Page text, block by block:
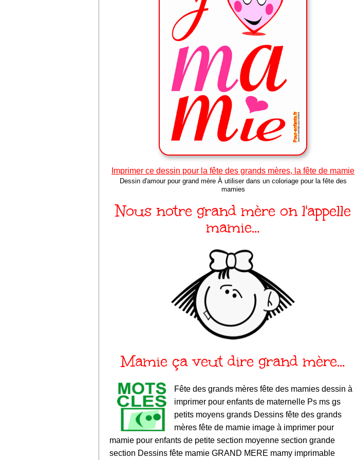
Imprimer ce dessin pour la fête des grands mères, la fête de mamie
Dessin d'amour pour grand mère À utiliser dans un coloriage pour la fête des
mamies
Nous notre grand mère on l'appelle
mamie…
Mamie ça veut dire grand mère…
Fête des grands mères fête des mamies dessin à
imprimer pour enfants de maternelle Ps ms gs
petits moyens grands Dessins fête des grands
mères fête de mamie image à imprimer pour
mamie pour enfants de petite section moyenne section grande
section Dessins fête mamie GRAND MERE mamy imprimable